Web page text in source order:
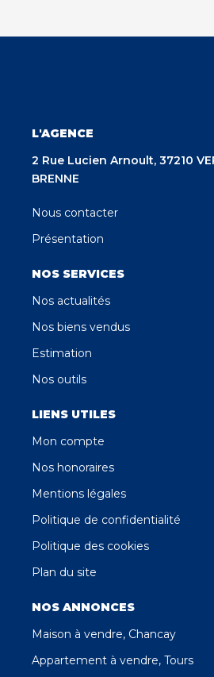
L'AGENCE
2 Rue Lucien Arnoult, 37210
BRENNE
Nous contacter
Présentation
NOS SERVICES
Nos actualités
Nos biens vendus
Estimation
Nos outils
LIENS UTILES
Mon compte
Nos honoraires
Mentions légales
Politique de confidentialité
Politique des cookies
Plan du site
NOS ANNONCES
Maison à vendre, Chancay
Appartement à vendre, Tours